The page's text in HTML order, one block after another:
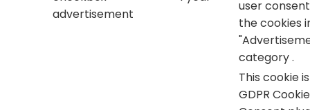
advertisement
user
the cookies
category .
This cookie
GDPR Cookie